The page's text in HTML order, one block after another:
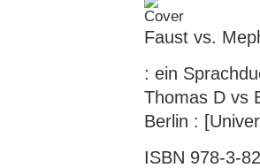
Faust vs.
: ein
Thomas D vs
Berlin :
ISBN 978-3-